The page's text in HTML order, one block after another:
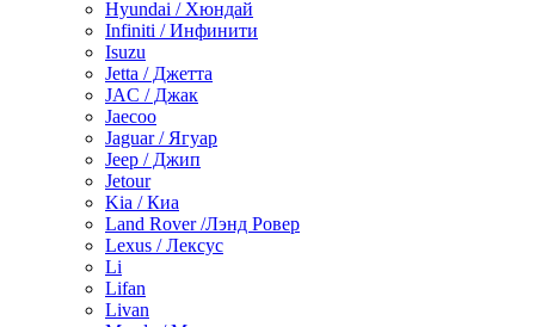
Hyundai / Хюндай
Infiniti / Инфинити
Isuzu
Jetta / Джетта
JAC / Джак
Jaecoo
Jaguar / Ягуар
Jeep / Джип
Jetour
Kia / Киа
Land Rover /Лэнд Ровер
Lexus / Лексус
Li
Lifan
Livan